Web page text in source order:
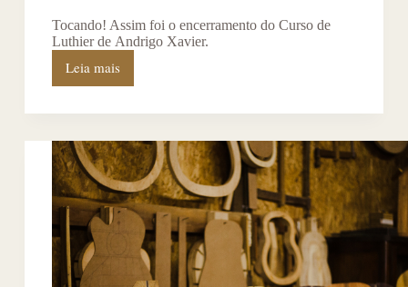
Tocando! Assim foi o encerramento do Curso de
Luthier de Andrigo Xavier.
Leia mais